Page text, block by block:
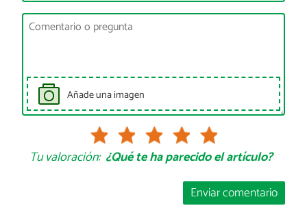
Añade una imagen
Tu valoración: ¿Qué te ha parecido el artículo?
Enviar comentario